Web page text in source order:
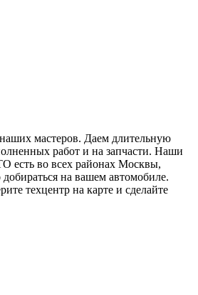
мастеров. Даем длительную
работ и на запчасти. Наши
есть во всех районах Москвы,
на вашем автомобиле.
техцентр на карте и сделайте